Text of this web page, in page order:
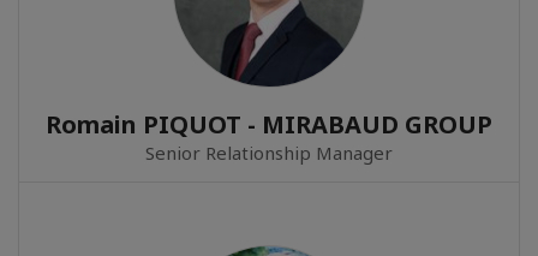
Romain PIQUOT - MIRABAUD GROUP
Senior Relationship Manager